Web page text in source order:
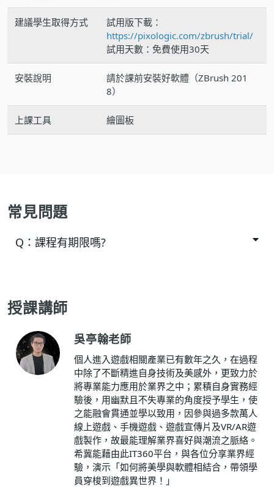
建議學生取得方式
試用版下載：
https://pixologic.com/zbrush/trial/
試用天數：免費使用30天
安裝說明
請於課前安裝好軟體（ZBrush 201
8）
上課工具 繪圖板
常見問題
Q： 課程有期限嗎?
授課講師
吳亭翰老師
個人進入遊戲相關產業已有數年之久，在過程
中除了不斷精進自身技術及美感外，更致力於
將專業能力應用於業界之中；累積自身實務經
驗後，用幽默且不失專業的角度授予學生，使
之能融會貫通並學以致用，因參與過多款萬人
線上遊戲、手機遊戲、遊戲宣傳片及VR/AR遊
戲製作，故最能理解業界喜好與潮流之脈絡。
希冀能藉由此IT360平台，與各位分享業界經
驗，演示「如何將美學與軟體相結合，帶領學
員穿梭到遊戲異世界！」